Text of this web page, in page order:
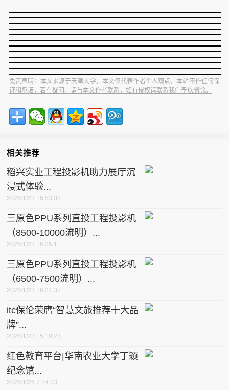
免责声明：本文来源于天津大学，本文仅代表作者个人观点，本站不作任何保
证和承诺，若有疑问，请与本文作者联系，如有侵权请联系我们予以删除。
相关推荐
稻兴实业工程投影机助力展厅沉
浸式体验...
2026/1/23 16:53:08
三原色PPU系列直投工程投影机
（8500-10000流明）...
2026/1/23 16:25:11
三原色PPU系列直投工程投影机
（6500-7500流明）...
2026/1/23 16:24:37
itc保伦荣膺“智慧文旅推荐十大品
牌”...
2026/1/23 15:10:23
红色教育平台|华南农业大学丁颖
纪念馆...
2026/1/26 7:24:03